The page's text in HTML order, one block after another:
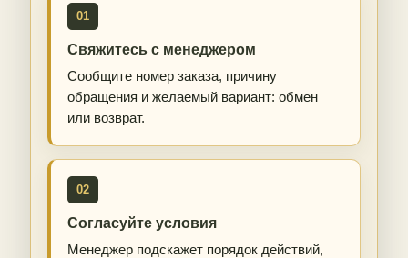
01
Свяжитесь с менеджером
Сообщите номер заказа, причину
обращения и желаемый вариант: обмен
или возврат.
02
Согласуйте условия
Менеджер подскажет порядок действий,